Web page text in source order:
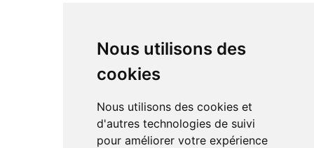
Nous utilisons des
cookies
Nous utilisons des cookies et
d'autres technologies de suivi
pour améliorer votre expérience